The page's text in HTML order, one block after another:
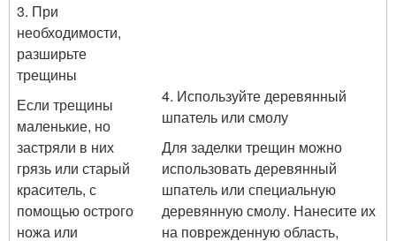
3. При
необходимости,
разширьте
трещины
Если трещины
маленькие, но
застряли в них
грязь или старый
краситель, с
помощью острого
ножа или
4. Используйте деревянный
шпатель или смолу
Для заделки трещин можно
использовать деревянный
шпатель или специальную
деревянную смолу. Нанесите их
на поврежденную область,